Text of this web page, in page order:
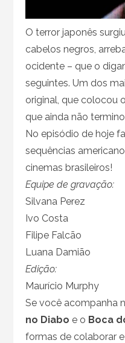
O terror japonês
cabelos negros,
ocidente – que o
seguintes. Um dos
original, que colocou
que ainda não
No episódio de hoje
sequências
cinemas brasileiros!
Equipe de gravação:
Silvana Perez
Ivo Costa
Filipe Falcão
Luana Damião
Edição:
Maurício Murphy
Se você acompanha
no Diabo e o Boca
formas de colaborar